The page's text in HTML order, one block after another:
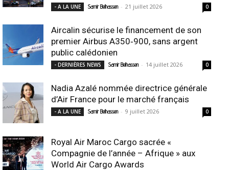
- A LA UNE Samir Belhassen - 21 juillet 2026 0
Aircalin sécurise le financement de son
premier Airbus A350‑900, sans argent
public calédonien
- DERNIÈRES NEWS Samir Belhassen - 14 juillet 2026 0
Nadia Azalé nommée directrice générale
d’Air France pour le marché français
- A LA UNE Samir Belhassen - 9 juillet 2026 0
Royal Air Maroc Cargo sacrée «
Compagnie de l’année – Afrique » aux
World Air Cargo Awards